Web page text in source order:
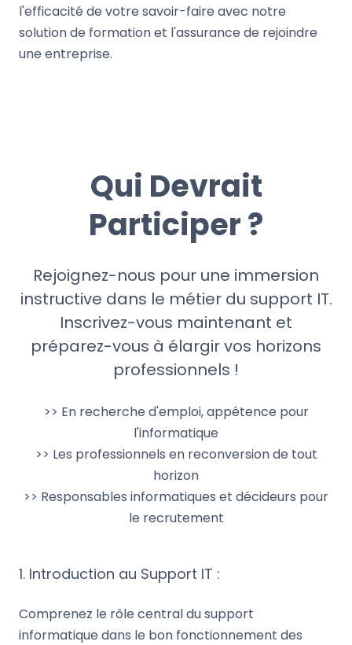
l'efficacité de votre savoir-faire avec notre
solution de formation et l'assurance de rejoindre
une entreprise.
Qui Devrait
Participer ?
Rejoignez-nous pour une immersion
instructive dans le métier du support IT.
Inscrivez-vous maintenant et
préparez-vous à élargir vos horizons
professionnels !
>> En recherche d'emploi, appétence pour
l'informatique
>> Les professionnels en reconversion de tout
horizon
>> Responsables informatiques et décideurs pour
le recrutement
1. Introduction au Support IT :
Comprenez le rôle central du support
informatique dans le bon fonctionnement des